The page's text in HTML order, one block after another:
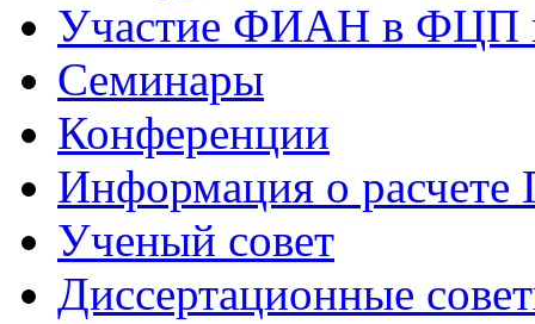
Участие ФИАН в ФЦП
Семинары
Конференции
Информация о
Ученый совет
Диссертационные